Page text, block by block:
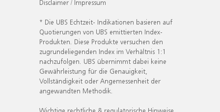
Disclaimer / Impressum
* Die UBS Echtzeit- Indikationen basieren auf
Quotierungen von UBS emittierten Index-
Produkten. Diese Produkte versuchen den
zugrundeliegenden Index im Verhältnis 1:1
nachzufolgen. UBS übernimmt dabei keine
Gewährleistung für die Genauigkeit,
Vollständigkeit oder Angemessenheit der
angewandten Methodik.